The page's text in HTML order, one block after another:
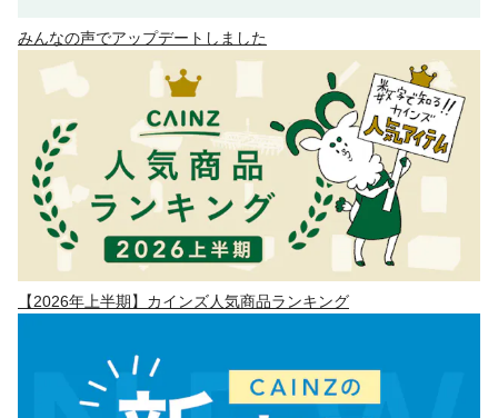
みんなの声でアップデートしました
【2026年上半期】カインズ人気商品ランキング